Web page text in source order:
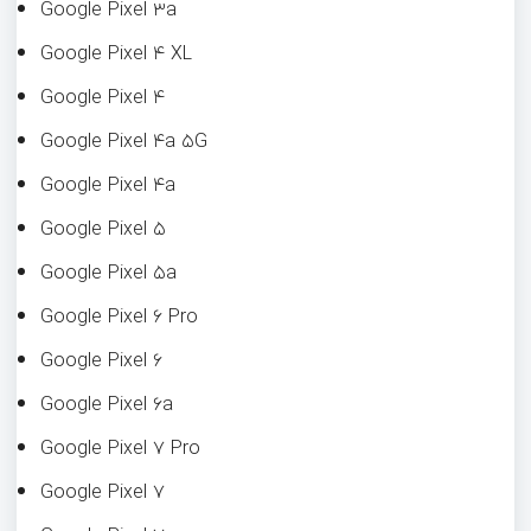
Google Pixel ۳a
Google Pixel ۴ XL
Google Pixel ۴
Google Pixel ۴a ۵G
Google Pixel ۴a
Google Pixel ۵
Google Pixel ۵a
Google Pixel ۶ Pro
Google Pixel ۶
Google Pixel ۶a
Google Pixel ۷ Pro
Google Pixel ۷